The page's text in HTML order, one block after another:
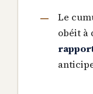
Le
obéit à